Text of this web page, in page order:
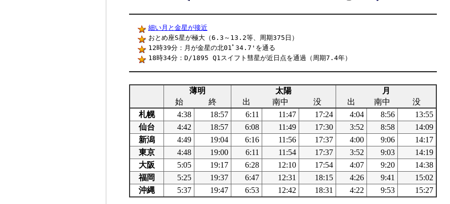
細い月と金星が接近
おとめ座S星が極大（6.3～13.2等、周期375日）
12時39分：月が金星の北01ﾟ34.7'を通る
18時34分：D/1895 Q1スイフト彗星が近日点を通過（周期7.4年）
薄明 太陽
月
始
終 出 南中 没 出 南中
没
札幌
4:38 18:57 6:11 11:47 17:24 4:04 8:56
13:55
仙台
4:42 18:57 6:08 11:49 17:30 3:52 8:58
14:09
新潟
4:49 19:04 6:16 11:56 17:37 4:00 9:06
14:17
東京
4:48 19:00 6:11 11:54 17:37 3:52 9:03
14:19
大阪
5:05 19:17 6:28 12:10 17:54 4:07 9:20
14:38
福岡
5:25 19:37 6:47 12:31 18:15 4:26 9:41
15:02
沖縄
5:37 19:47 6:53 12:42 18:31 4:22 9:53 15:27